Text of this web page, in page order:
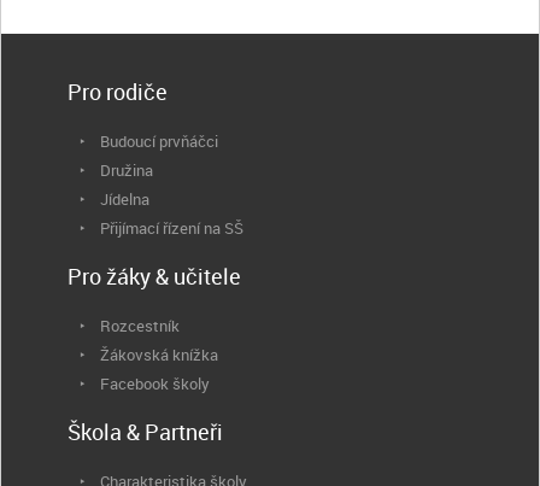
Pro rodiče
Budoucí prvňáčci
Družina
Jídelna
Přijímací řízení na SŠ
Pro žáky & učitele
Rozcestník
Žákovská knížka
Facebook školy
Škola & Partneři
Charakteristika školy